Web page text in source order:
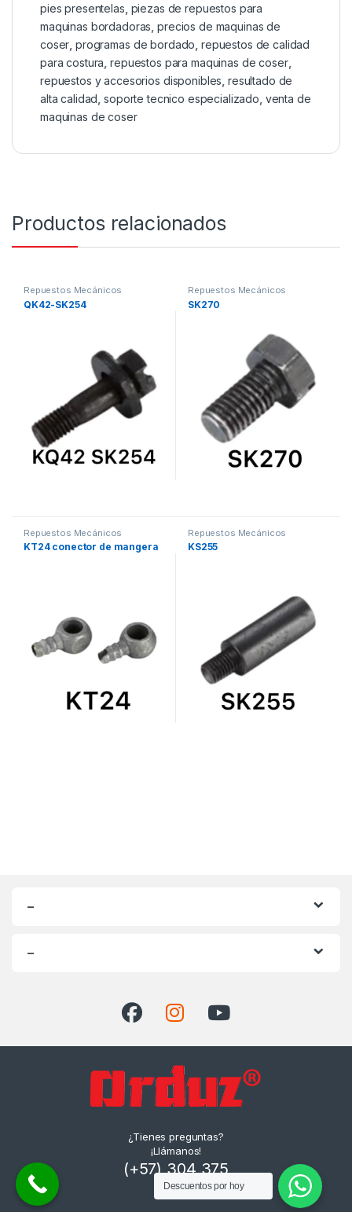
pies presentelas piezas de repuestos para
maquinas bordadoras ,precios de maquinas de
coser ,programas de bordado repuestos de calidad
para costura ,repuestos para maquinas de coser,
repuestos y accesorios disponibles resultado de
alta calidad ,soporte tecnico especializado venta de
maquinas de coser
Productos relacionados
Repuestos Mecánicos
QK42-SK254
Repuestos Mecánicos
SK270
Repuestos Mecánicos
KT24 conector de mangera
Repuestos Mecánicos
KS255
–
–
¿Tienes preguntas?
¡Llámanos!
(+57) 304 375
1980
Descuentos por hoy